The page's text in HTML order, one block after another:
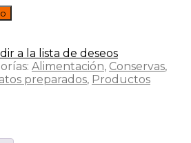
a la lista de deseos
Alimentación, Conservas,
preparados, Productos